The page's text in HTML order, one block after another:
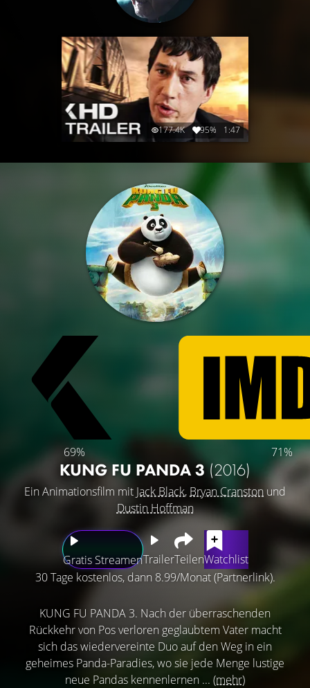
177.4K 95% 1:47
69% 71%
KUNG FU PANDA 3(2016)
Ein Animationsfilm mit Jack Black, Bryan Cranston und
Dustin Hoffman
Gratis StreamenTrailerTeilenWatchlist
30 Tage kostenlos, dann 8.99/Monat (Partnerlink).
KUNG FU PANDA 3. Nach der überraschenden
Rückkehr von Pos verloren geglaubtem Vater macht
sich das wiedervereinte Duo auf den Weg in ein
geheimes Panda-Paradies, wo sie jede Menge lustige
neue Pandas kennenlernen ... (mehr)